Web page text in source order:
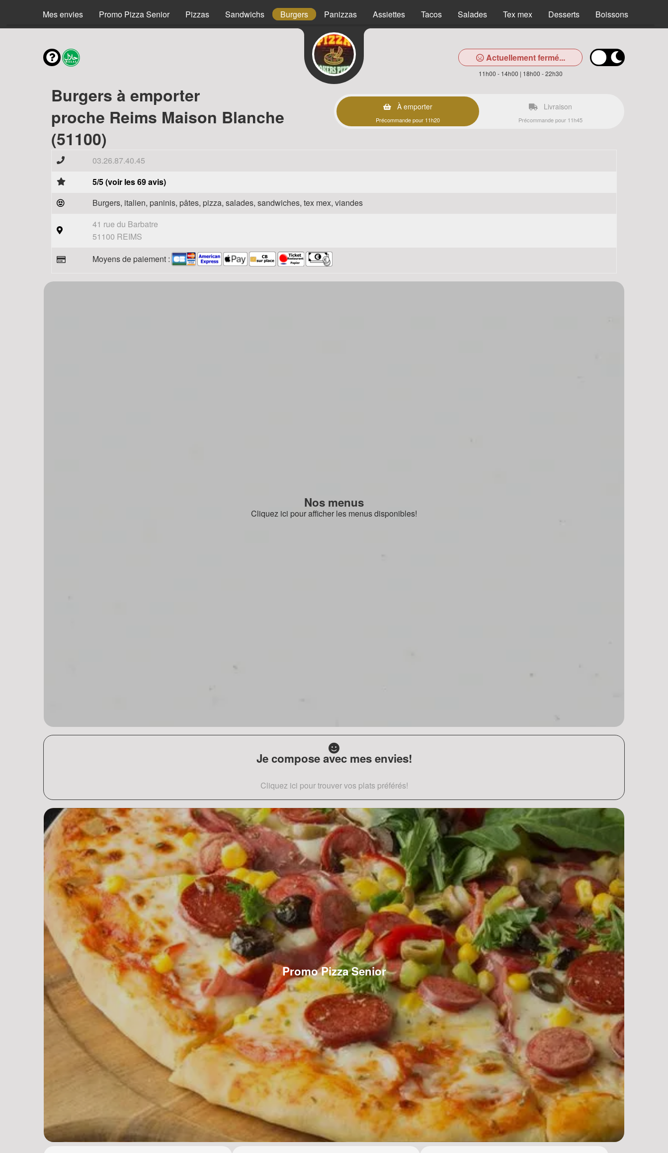
Mes envies Promo Pizza Senior Pizzas Sandwichs Burgers Panizzas Assiettes Tacos Salades Tex mex Desserts Boissons
Actuellement fermé...
11h00 - 14h00 | 18h00 - 22h30
Burgers à emporter
proche Reims Maison Blanche
(51100)
À emporter
Précommande pour 11h20
Livraison
Précommande pour 11h45
03.26.87.40.45
5/5 (voir les 69 avis)
Burgers, italien, paninis, pâtes, pizza, salades, sandwiches, tex mex, viandes
41 rue du Barbatre
51100 REIMS
Moyens de paiement :
Nos menus
Cliquez ici pour afficher les menus disponibles!
Je compose avec mes envies!
Cliquez ici pour trouver vos plats préférés!
Promo Pizza Senior